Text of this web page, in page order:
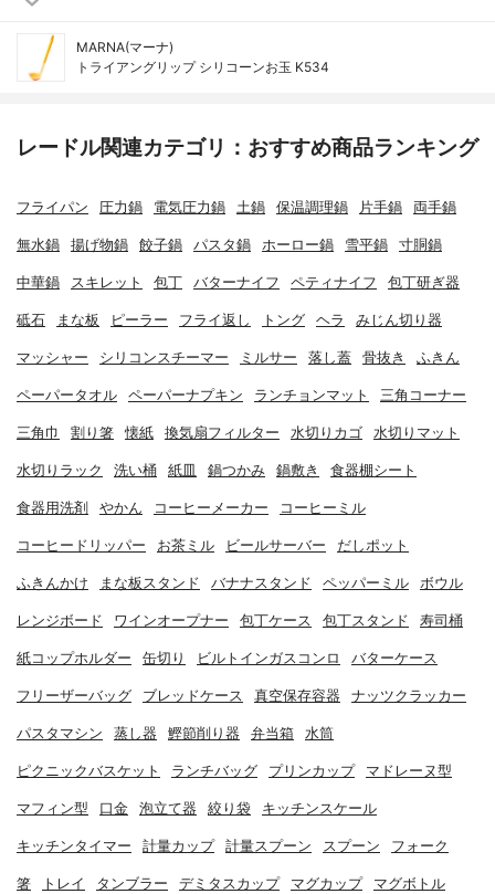
MARNA(マーナ)
トライアングリップ シリコーンお玉 K534
レードル関連カテゴリ：おすすめ商品ランキング
フライパン 圧力鍋 電気圧力鍋 土鍋 保温調理鍋 片手鍋 両手鍋
無水鍋 揚げ物鍋 餃子鍋 パスタ鍋 ホーロー鍋 雪平鍋 寸胴鍋
中華鍋 スキレット 包丁 バターナイフ ペティナイフ 包丁研ぎ器
砥石 まな板 ピーラー フライ返し トング ヘラ みじん切り器
マッシャー シリコンスチーマー ミルサー 落し蓋 骨抜き ふきん
ペーパータオル ペーパーナプキン ランチョンマット 三角コーナー
三角巾 割り箸 懐紙 換気扇フィルター 水切りカゴ 水切りマット
水切りラック 洗い桶 紙皿 鍋つかみ 鍋敷き 食器棚シート
食器用洗剤 やかん コーヒーメーカー コーヒーミル
コーヒードリッパー お茶ミル ビールサーバー だしポット
ふきんかけ まな板スタンド バナナスタンド ペッパーミル ボウル
レンジボード ワインオープナー 包丁ケース 包丁スタンド 寿司桶
紙コップホルダー 缶切り ビルトインガスコンロ バターケース
フリーザーバッグ ブレッドケース 真空保存容器 ナッツクラッカー
パスタマシン 蒸し器 鰹節削り器 弁当箱 水筒
ピクニックバスケット ランチバッグ プリンカップ マドレーヌ型
マフィン型 口金 泡立て器 絞り袋 キッチンスケール
キッチンタイマー 計量カップ 計量スプーン スプーン フォーク
箸 トレイ タンブラー デミタスカップ マグカップ マグボトル